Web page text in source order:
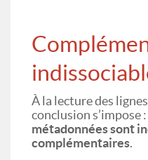
À la lecture des
conclusion s’impose :
métadonnées sont
complémentaires.